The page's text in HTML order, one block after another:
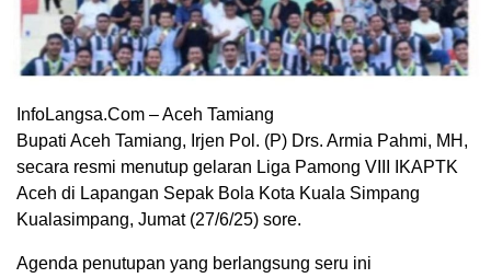
InfoLangsa.Com – Aceh Tamiang
Bupati Aceh Tamiang, Irjen Pol. (P) Drs. Armia Pahmi, MH,
secara resmi menutup gelaran Liga Pamong VIII IKAPTK
Aceh di Lapangan Sepak Bola Kota Kuala Simpang
Kualasimpang, Jumat (27/6/25) sore.
Agenda penutupan yang berlangsung seru ini